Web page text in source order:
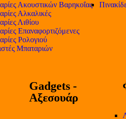
Ακουστικών Βαρηκοΐας
Αλκαλικές
Λιθίου
Επαναφορτιζόμενες
Ρολογιού
Μπαταριών
Gadgets -
Αξεσουάρ